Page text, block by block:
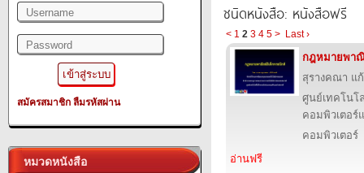
สมัครสมาชิก ลืมรหัสผ่าน
หมวดหนังสือ
ชนิดหนังสือ: หนังสือฟรี
< 1 2 3 4 5 > Last ›
กฎหมายพา
สุรางคณา แ
ศูนย์เทคโนโ
คอมพิวเตอร์
คอมพิวเตอร์
อ่านฟรี